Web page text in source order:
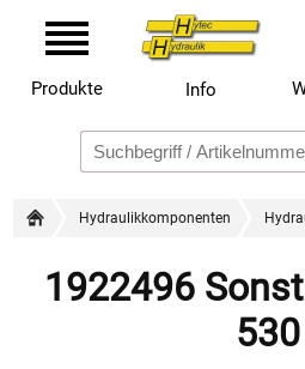
Produkte Info
Hydraulikkomponenten
1922496
530